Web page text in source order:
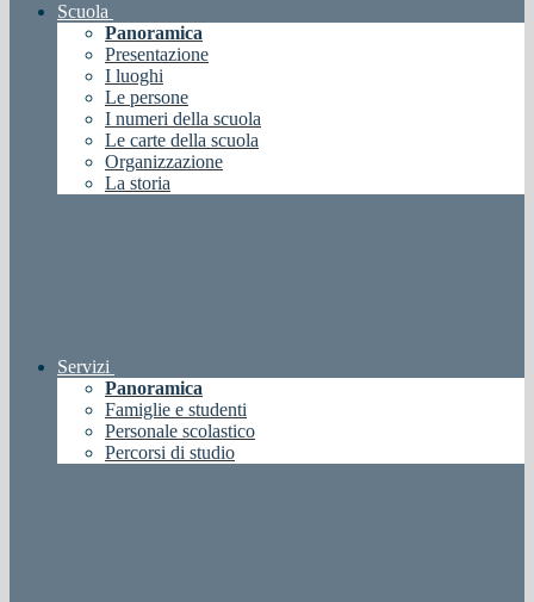
Scuola
Panoramica
Presentazione
I luoghi
Le persone
I numeri della scuola
Le carte della scuola
Organizzazione
La storia
Servizi
Panoramica
Famiglie e studenti
Personale scolastico
Percorsi di studio